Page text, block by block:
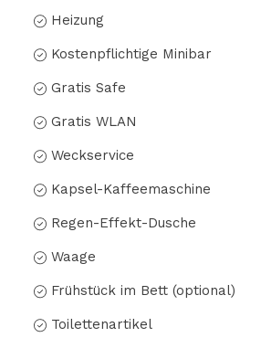
Heizung
Kostenpflichtige Minibar
Gratis Safe
Gratis WLAN
Weckservice
Kapsel-Kaffeemaschine
Regen-Effekt-Dusche
Waage
Frühstück im Bett (optional)
Toilettenartikel